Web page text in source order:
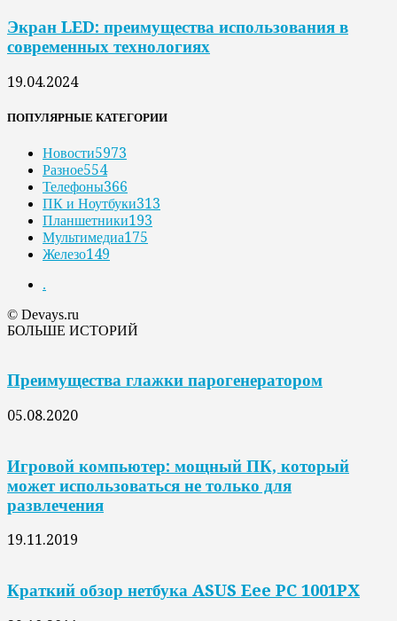
Экран LED: преимущества использования в
современных технологиях
19.04.2024
ПОПУЛЯРНЫЕ КАТЕГОРИИ
Новости5973
Разное554
Телефоны366
ПК и Ноутбуки313
Планшетники193
Мультимедиа175
Железо149
.
© Devays.ru
БОЛЬШЕ ИСТОРИЙ
Преимущества глажки парогенератором
05.08.2020
Игровой компьютер: мощный ПК, который
может использоваться не только для
развлечения
19.11.2019
Краткий обзор нетбука ASUS Eee PC 1001PX